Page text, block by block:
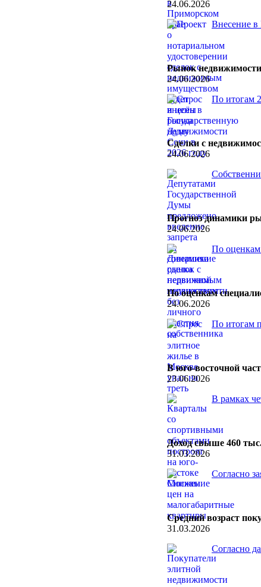
24.06.2026
Внесение в
Рынок недвижимости
24.06.2026
По итогам
Сделки с
24.06.2026
Прогноз динамики
24.06.2026
По оценкам
По оценкам
24.06.2026
По итогам
В юго-восточной
23.06.2026
В рамках
Доход свыше 460
31.03.2026
Согласно
Средний возраст
31.03.2026
Согласно